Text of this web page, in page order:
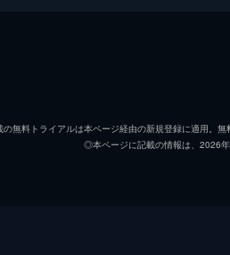
無料トライアルは本ページ経由の新規登録に適用。
◎本ページに記載の情報は、2026年